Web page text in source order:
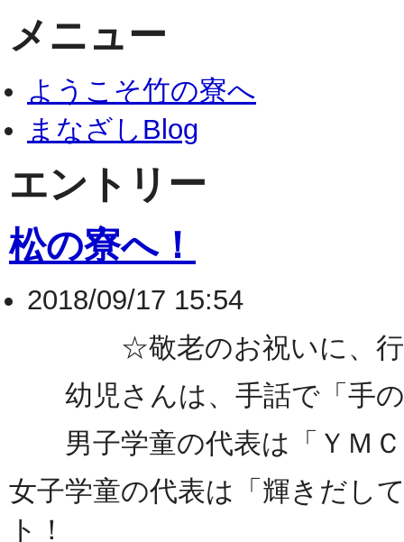
メニュー
ようこそ竹の寮へ
まなざしBlog
エントリー
松の寮へ！
2018/09/17 15:54
☆敬老のお祝いに、行っ
幼児さんは、手話で「手の
男子学童の代表は「ＹＭＣ
女子学童の代表は「輝きだし
ト！